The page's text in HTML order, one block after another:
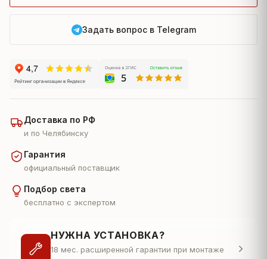
Задать вопрос в Telegram
Доставка по РФ
и по Челябинску
Гарантия
официальный поставщик
Подбор света
бесплатно с экспертом
НУЖНА УСТАНОВКА?
18 мес. расширенной гарантии при монтаже